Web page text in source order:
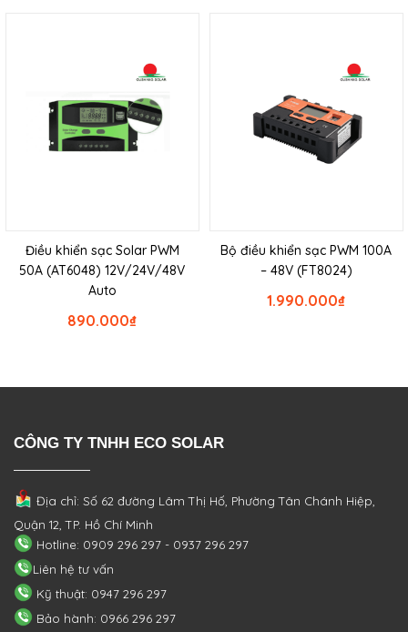
Điều khiển sạc Solar PWM
50A (AT6048) 12V/24V/48V
Auto
₫
890.000
Bộ điều khiển sạc PWM 100A
– 48V (FT8024)
₫
1.990.000
CÔNG TY TNHH ECO SOLAR
Địa chỉ: Số 62 đường Lâm Thị Hố, PhườngTân Chánh Hiệp,
Quận 12, TP. Hồ Chí Minh
Hotline: 0909 296 297 - 0937 296 297
Liên hệ tư vấn
Kỹ thuật: 0947 296 297
Bảo hành: 0966 296 297